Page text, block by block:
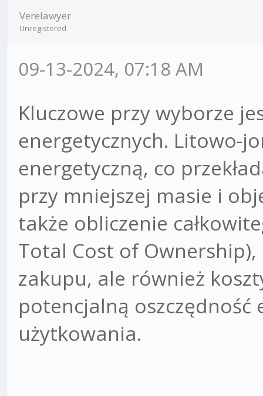
Verelawyer
Unregistered
09-13-2024, 07:18 AM
Kluczowe przy wyborze
energetycznych. Litowo-
energetyczną, co
przy mniejszej masie i
także obliczenie
Total Cost of
zakupu, ale również
potencjalną oszczędność
użytkowania.